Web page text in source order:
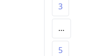
3
…
5